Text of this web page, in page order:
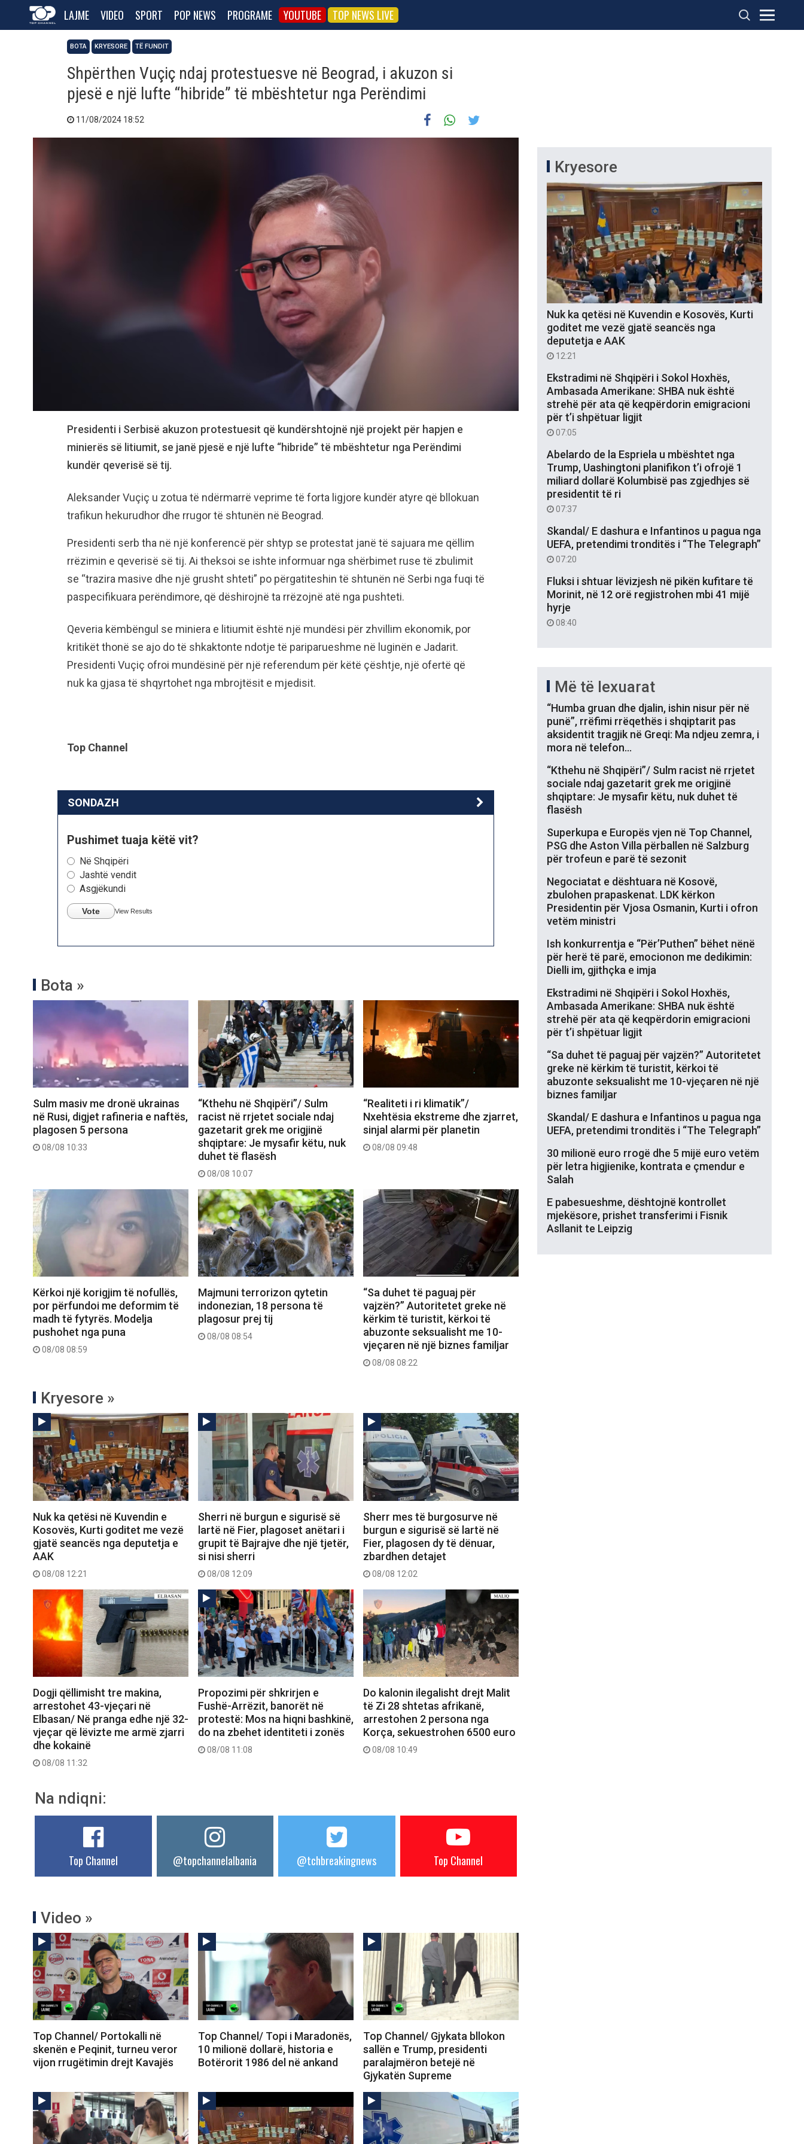
LAJME VIDEO SPORT POP NEWS PROGRAME YOUTUBE TOP NEWS LIVE
BOTA KRYESORE TË FUNDIT
Shpërthen Vuçiç ndaj protestuesve në Beograd, i akuzon si
pjesë e një lufte “hibride” të mbështetur nga Perëndimi
11/08/2024 18:52
Presidenti i Serbisë akuzon protestuesit që kundërshtojnë një projekt për hapjen e
minierës së litiumit, se janë pjesë e një lufte “hibride” të mbështetur nga Perëndimi
kundër qeverisë së tij.
Aleksander Vuçiç u zotua të ndërmarrë veprime të forta ligjore kundër atyre që bllokuan
trafikun hekurudhor dhe rrugor të shtunën në Beograd.
Presidenti serb tha në një konferencë për shtyp se protestat janë të sajuara me qëllim
rrëzimin e qeverisë së tij. Ai theksoi se ishte informuar nga shërbimet ruse të zbulimit
se “trazira masive dhe një grusht shteti” po përgatiteshin të shtunën në Serbi nga fuqi të
paspecifikuara perëndimore, që dëshirojnë ta rrëzojnë atë nga pushteti.
Qeveria këmbëngul se miniera e litiumit është një mundësi për zhvillim ekonomik, por
kritikët thonë se ajo do të shkaktonte ndotje të pariparueshme në luginën e Jadarit.
Presidenti Vuçiç ofroi mundësinë për një referendum për këtë çështje, një ofertë që
nuk ka gjasa të shqyrtohet nga mbrojtësit e mjedisit.
Top Channel
SONDAZH
Pushimet tuaja këtë vit?
Në Shqipëri
Jashtë vendit
Asgjëkundi
Vote View Results
Bota »
Sulm masiv me dronë ukrainas
në Rusi, digjet rafineria e naftës,
plagosen 5 persona
08/08 10:33
“Kthehu në Shqipëri”/ Sulm
racist në rrjetet sociale ndaj
gazetarit grek me origjinë
shqiptare: Je mysafir këtu, nuk
duhet të flasësh
08/08 10:07
“Realiteti i ri klimatik”/
Nxehtësia ekstreme dhe zjarret,
sinjal alarmi për planetin
08/08 09:48
Kërkoi një korigjim të nofullës,
por përfundoi me deformim të
madh të fytyrës. Modelja
pushohet nga puna
08/08 08:59
Majmuni terrorizon qytetin
indonezian, 18 persona të
plagosur prej tij
08/08 08:54
“Sa duhet të paguaj për
vajzën?” Autoritetet greke në
kërkim të turistit, kërkoi të
abuzonte seksualisht me 10-
vjeçaren në një biznes familjar
08/08 08:22
Kryesore »
Nuk ka qetësi në Kuvendin e
Kosovës, Kurti goditet me vezë
gjatë seancës nga deputetja e
AAK
08/08 12:21
Sherri në burgun e sigurisë së
lartë në Fier, plagoset anëtari i
grupit të Bajrajve dhe një tjetër,
si nisi sherri
08/08 12:09
Sherr mes të burgosurve në
burgun e sigurisë së lartë në
Fier, plagosen dy të dënuar,
zbardhen detajet
08/08 12:02
Dogji qëllimisht tre makina,
arrestohet 43-vjeçari në
Elbasan/ Në pranga edhe një 32-
vjeçar që lëvizte me armë zjarri
dhe kokainë
08/08 11:32
Propozimi për shkrirjen e
Fushë-Arrëzit, banorët në
protestë: Mos na hiqni bashkinë,
do na zbehet identiteti i zonës
08/08 11:08
Do kalonin ilegalisht drejt Malit
të Zi 28 shtetas afrikanë,
arrestohen 2 persona nga
Korça, sekuestrohen 6500 euro
08/08 10:49
Na ndiqni:
Top Channel @topchannelalbania @tchbreakingnews Top Channel
Video »
Top Channel/ Portokalli në
skenën e Peqinit, turneu veror
vijon rrugëtimin drejt Kavajës
Top Channel/ Topi i Maradonës,
10 milionë dollarë, historia e
Botërorit 1986 del në ankand
Top Channel/ Gjykata bllokon
sallën e Trump, presidenti
paralajmëron betejë në
Gjykatën Supreme
Kryesore
Nuk ka qetësi në Kuvendin e Kosovës, Kurti
goditet me vezë gjatë seancës nga
deputetja e AAK
12:21
Ekstradimi në Shqipëri i Sokol Hoxhës,
Ambasada Amerikane: SHBA nuk është
strehë për ata që keqpërdorin emigracioni
për t’i shpëtuar ligjit
07:05
Abelardo de la Espriela u mbështet nga
Trump, Uashingtoni planifikon t’i ofrojë 1
miliard dollarë Kolumbisë pas zgjedhjes së
presidentit të ri
07:37
Skandal/ E dashura e Infantinos u pagua nga
UEFA, pretendimi tronditës i “The Telegraph”
07:20
Fluksi i shtuar lëvizjesh në pikën kufitare të
Morinit, në 12 orë regjistrohen mbi 41 mijë
hyrje
08:40
Më të lexuarat
“Humba gruan dhe djalin, ishin nisur për në
punë”, rrëfimi rrëqethës i shqiptarit pas
aksidentit tragjik në Greqi: Ma ndjeu zemra, i
mora në telefon…
“Kthehu në Shqipëri”/ Sulm racist në rrjetet
sociale ndaj gazetarit grek me origjinë
shqiptare: Je mysafir këtu, nuk duhet të
flasësh
Superkupa e Europës vjen në Top Channel,
PSG dhe Aston Villa përballen në Salzburg
për trofeun e parë të sezonit
Negociatat e dështuara në Kosovë,
zbulohen prapaskenat. LDK kërkon
Presidentin për Vjosa Osmanin, Kurti i ofron
vetëm ministri
Ish konkurrentja e “Për’Puthen” bëhet nënë
për herë të parë, emocionon me dedikimin:
Dielli im, gjithçka e imja
Ekstradimi në Shqipëri i Sokol Hoxhës,
Ambasada Amerikane: SHBA nuk është
strehë për ata që keqpërdorin emigracioni
për t’i shpëtuar ligjit
“Sa duhet të paguaj për vajzën?” Autoritetet
greke në kërkim të turistit, kërkoi të
abuzonte seksualisht me 10-vjeçaren në një
biznes familjar
Skandal/ E dashura e Infantinos u pagua nga
UEFA, pretendimi tronditës i “The Telegraph”
30 milionë euro rrogë dhe 5 mijë euro vetëm
për letra higjienike, kontrata e çmendur e
Salah
E pabesueshme, dështojnë kontrollet
mjekësore, prishet transferimi i Fisnik
Asllanit te Leipzig